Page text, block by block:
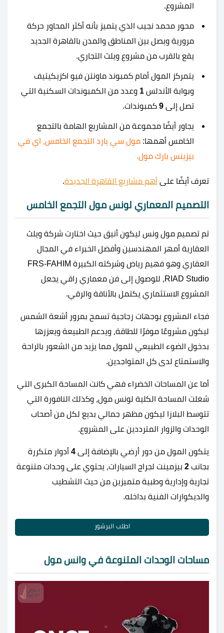
المشروع.
محور محمد نجيب الذي يتميز بأنه أكثر المحاور حركة
مرورية ويصل بين المناطق والمدن بالقاهرة الجديد
يقع بالقرب من مشروع ويلث التجاري.
يتمركز المول أمام كمبوند ماونتن فيو اكزيكيتيف
وبوابة الأندلس 1 وعدد من الكمبوندات السكنية التي
تصل إلى 9 كمبوندات.
يجاور أيضًا مجموعة من المشاريع الهامة بالتجمع
الخامس أهمها: مول سي يارد التجمع الخامس، اي في
بيزينس بارك مول.
تعرف أيضًا على أهم مشاريع القاهرة الجديدة.
التصميم المعماري لونس مول التجمع الخامس
تم تصميم مول ونس ليكون أنيق حيث اختارت شركة ويلث
العقارية أمهر المهندسين وأفضل الخبراء في المجال
العقاري وهو فهيم رياض وشركته الكبيرة FRS-FAHIM
RIAD Studio، للوصول إلى فن معماري راقي يجعل
المشروع الاستثماري يكتمل بالأناقة والرقي.
فجاء المشروع بوجهات زجاجية تسمح بمرور أشعة الشمس
ليكون مشروعًا موفرًا للطاقة، ويدعم الطبيعة ويعززها
بدخول الضوء الطبيعي للمول مما يزيد من الشعور بالراحة
والاستمتاع لدى كل المتواجدين.
أما عن المساحات الخضراء فهي كانت المساحة الكبرى التي
شغلت المساحة الكلية لونس مول، وكذلك النافورة التي
تتوسط البلازا ليكون مظهر جمالي بديع لكل من أصحاب
الوحدات والزوار المترددين على المشروع.
يتكون المول من دور أرضي بالإضافة إلى 4 أدوار متكررة
بجانب 2 بيزمينت لجراج السيارات، يحتوي على وحدات متنوعة
تجارية وإدارية وطبية متميزين من حيث التشطيب
والديكوارات الفنية بداخله.
اطلب البرشور
مساحات الوحدات المتنوعة في وانس مول